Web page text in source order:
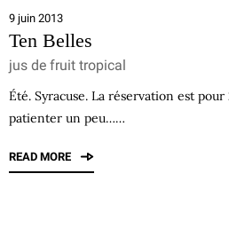
9 juin 2013
Ten Belles
jus de fruit tropical
Été. Syracuse. La réservation est
patienter un peu……
READ MORE